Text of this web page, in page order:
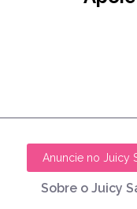
Anuncie no Juicy
Sobre o Juicy